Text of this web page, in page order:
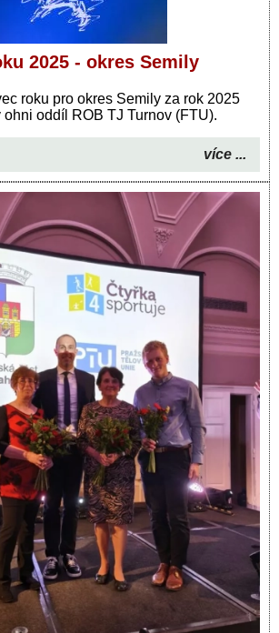
2025 - okres Semily
roku pro okres Semily za rok 2025
oddíl ROB TJ Turnov (FTU).
více ...